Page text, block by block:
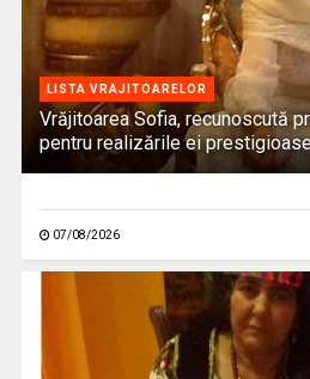
LISTA VRAJITOARELOR
Vrăjitoarea Sofia, recunoscută
pentru realizările ei
07/08/2026